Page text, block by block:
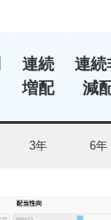
連続
増配
連続
減
3年 6年